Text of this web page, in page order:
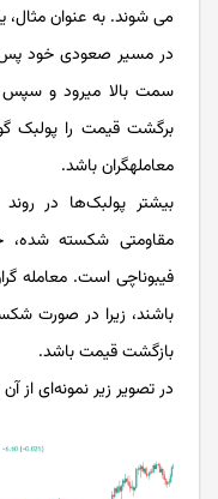
می شوند. به عنوان
در مسیر صعودی خود پس
سمت بالا می­رود و سپس
معامله­گران باشد.
بیشتر پولبک‌ها در
مقاومتی شکسته شده،
فیبوناچی است. معامله
باشند، زیرا در صورت
بازگشت قیمت باشد.
در تصویر زیر نمونه­‌ای از